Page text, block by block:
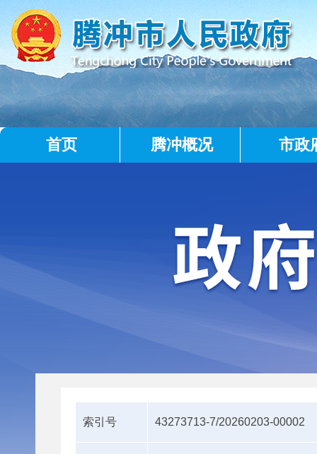
首页 腾冲概况 市政
索引号 43273713-7/20260203-00002